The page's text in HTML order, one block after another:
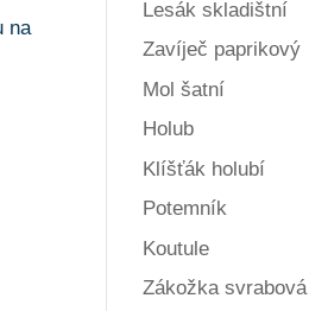
na
Lesák skladištní
Zavíječ paprikový
Mol šatní
Holub
Klíšťák holubí
Potemník
Koutule
Zákožka svrabová